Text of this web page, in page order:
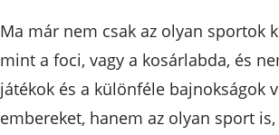
Ma már nem csak az olyan sportok
mint a foci, vagy a kosárlabda, és
játékok és a különféle bajnokságok
embereket, hanem az olyan sport